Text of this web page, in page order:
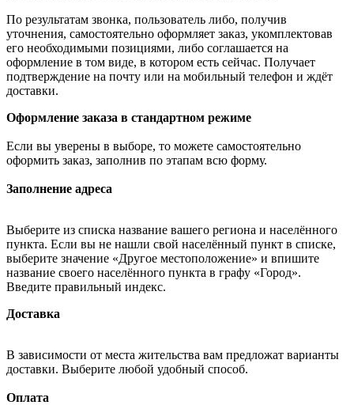
По результатам звонка, пользователь либо, получив
уточнения, самостоятельно оформляет заказ, укомплектовав
его необходимыми позициями, либо соглашается на
оформление в том виде, в котором есть сейчас. Получает
подтверждение на почту или на мобильный телефон и ждёт
доставки.
Оформление заказа в стандартном режиме
Если вы уверены в выборе, то можете самостоятельно
оформить заказ, заполнив по этапам всю форму.
Заполнение адреса
Выберите из списка название вашего региона и населённого
пункта. Если вы не нашли свой населённый пункт в списке,
выберите значение «Другое местоположение» и впишите
название своего населённого пункта в графу «Город».
Введите правильный индекс.
Доставка
В зависимости от места жительства вам предложат варианты
доставки. Выберите любой удобный способ.
Оплата